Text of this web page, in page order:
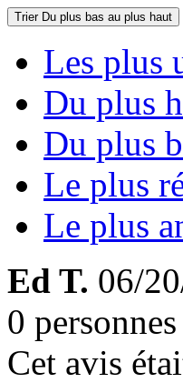
Trier Du plus bas au plus haut
Les plus
Du plus
Du plus
Le plus
Le plus
Ed T. 06/
0
Cet avis